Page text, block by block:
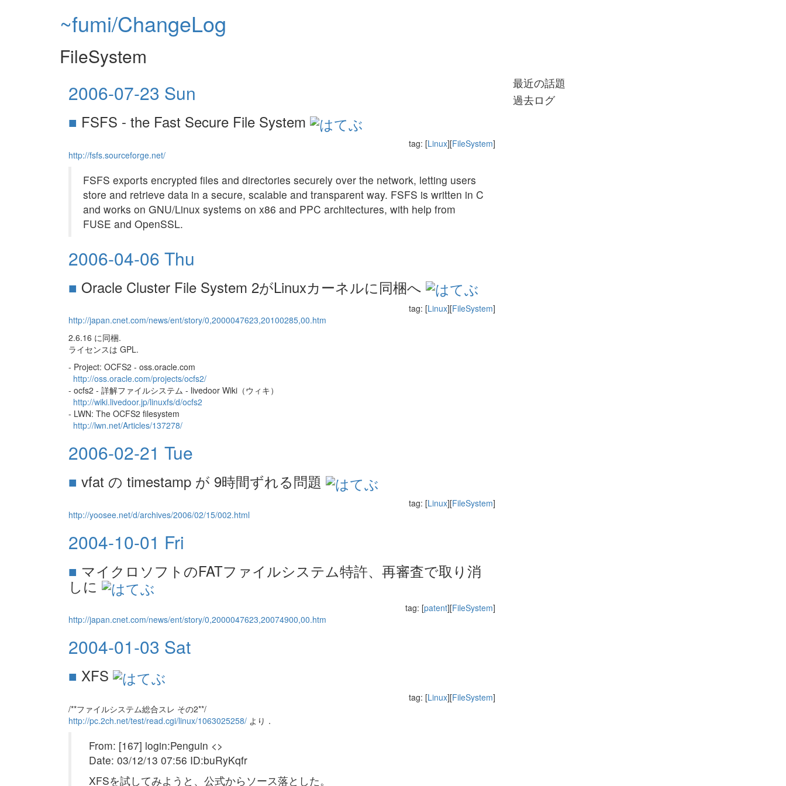
~fumi/ChangeLog
FileSystem
2006-07-23 Sun
■ FSFS - the Fast Secure File System
tag: [Linux][FileSystem]
http://fsfs.sourceforge.net/
FSFS exports encrypted files and directories securely over the network, letting users
store and retrieve data in a secure, scalable and transparent way. FSFS is written in C
and works on GNU/Linux systems on x86 and PPC architectures, with help from
FUSE and OpenSSL.
2006-04-06 Thu
■ Oracle Cluster File System 2がLinuxカーネルに同梱へ
tag: [Linux][FileSystem]
http://japan.cnet.com/news/ent/story/0,2000047623,20100285,00.htm
2.6.16 に同梱.
ライセンスは GPL.
- Project: OCFS2 - oss.oracle.com
http://oss.oracle.com/projects/ocfs2/
- ocfs2 - 詳解ファイルシステム - livedoor Wiki（ウィキ）
http://wiki.livedoor.jp/linuxfs/d/ocfs2
- LWN: The OCFS2 filesystem
http://lwn.net/Articles/137278/
2006-02-21 Tue
■ vfat の timestamp が 9時間ずれる問題
tag: [Linux][FileSystem]
http://yoosee.net/d/archives/2006/02/15/002.html
2004-10-01 Fri
■ マイクロソフトのFATファイルシステム特許、再審査で取り消
しに
tag: [patent][FileSystem]
http://japan.cnet.com/news/ent/story/0,2000047623,20074900,00.htm
2004-01-03 Sat
■ XFS
tag: [Linux][FileSystem]
/**ファイルシステム総合スレ その2**/
http://pc.2ch.net/test/read.cgi/linux/1063025258/ より．
From: [167] login:Penguin <>
Date: 03/12/13 07:56 ID:buRyKqfr
XFSを試してみようと、公式からソース落とした。
最近の話題
過去ログ